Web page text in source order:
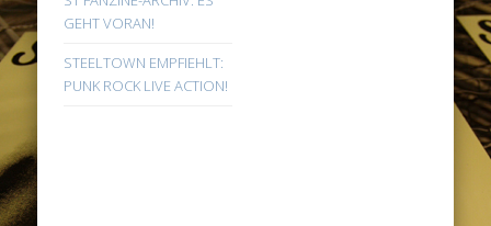
GEHT VORAN!
STEELTOWN EMPFIEHLT:
PUNK ROCK LIVE ACTION!